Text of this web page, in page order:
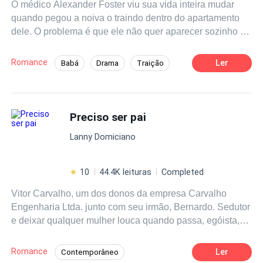
história
O médico Alexander Foster viu sua vida inteira mudar
quando pegou a noiva o traindo dentro do apartamento
dele. O problema é que ele não quer aparecer sozinho na
frente de uma ex namorada. Sua única saída: ser um pai
de mentirinha. Quando ele conheceu Joana, soube que
linda bebê com olhos azuis iguais aos seus. Eles tinham
um prazo. Um final de semana fingindo que eram a
família perfeita e tudo deveria voltar a ser como antes.
Rebeca, mais ligado a elas ficava, e de repente, um final
de semana já não era mais suficiente para eles. E
certamente as coisas nunca mais seriam como antes.
Romance Babá Drama Traição Ler
Preciso ser pai
Lanny Domiciano
10 44.4K leituras Completed
Vitor Carvalho, um dos donos da empresa Carvalho
Engenharia Ltda. junto com seu irmão, Bernardo. Sedutor
e deixar qualquer mulher louca quando passa, egóista,
trabalho e ganhar mais e mais dinheiro. Mas descobre
Romance Contemporâneo Ler